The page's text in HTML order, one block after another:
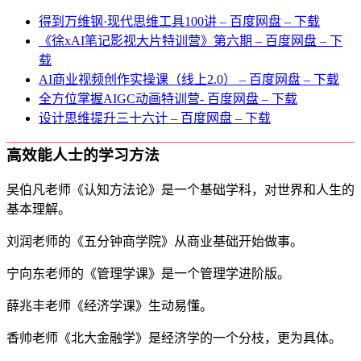
得到万维钢·现代思维⼯具100讲 – 百度网盘 – 下载
《徐xAI笔记影视大片特训营》第六期 – 百度网盘 – 下
载
AI商业视频创作实操课（线上2.0） – 百度网盘 – 下载
全方位掌握AIGC动画特训营- 百度网盘 – 下载
设计思维提升三十六计 – 百度网盘 – 下载
高效能人士的学习方法
吴伯凡老师《认知方法论》是一个基础学科，对世界和人生的
基本理解。
刘润老师的《五分钟商学院》从商业基础开始做事。
宁向东老师的《管理学课》是一个管理学进阶版。
薛兆丰老师《经济学课》生动易懂。
香帅老师《北大金融学》是经济学的一个分枝，更为具体。